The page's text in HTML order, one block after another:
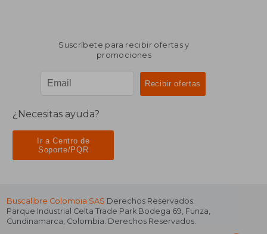
Suscríbete para recibir ofertas y
promociones
¿Necesitas ayuda?
Ir a Centro de
Soporte/PQR
Buscalibre Colombia SAS Derechos Reservados.
Parque Industrial Celta Trade Park Bodega 69, Funza,
Cundinamarca, Colombia. Derechos Reservados.